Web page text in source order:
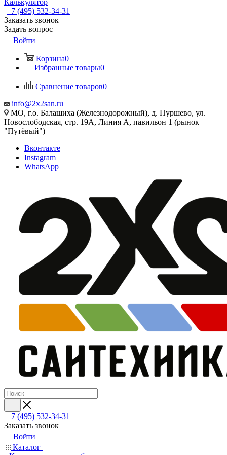
Калькулятор
+7 (495) 532‑34‑31
Заказать звонок
Задать вопрос
Войти
Корзина0
Избранные товары0
Сравнение товаров0
info@2x2san.ru
МО, г.о. Балашиха (Железнодорожный), д. Пуршево, ул.
Новослободская, стр. 19А, Линия А, павильон 1 (рынок
"Путёвый")
Вконтакте
Instagram
WhatsApp
+7 (495) 532‑34‑31
Заказать звонок
Войти
Каталог